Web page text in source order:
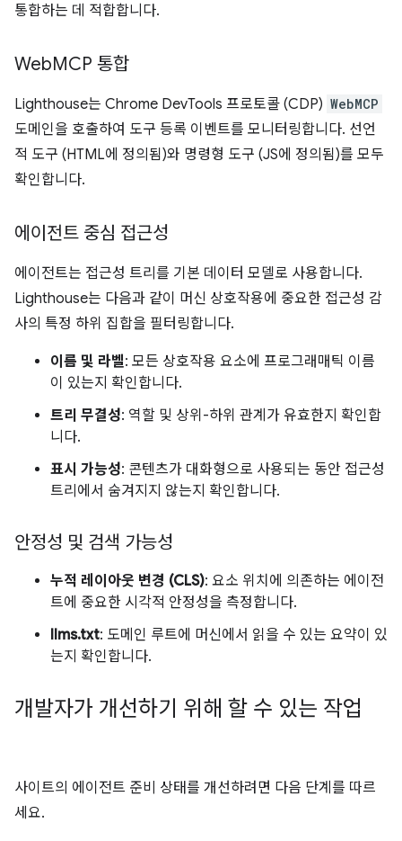
통합하는 데 적합합니다.
WebMCP 통합
Lighthouse는 Chrome DevTools 프로토콜 (CDP) WebMCP
도메인을 호출하여 도구 등록 이벤트를 모니터링합니다. 선언
적 도구 (HTML에 정의됨)와 명령형 도구 (JS에 정의됨)를 모두
확인합니다.
에이전트 중심 접근성
에이전트는 접근성 트리를 기본 데이터 모델로 사용합니다.
Lighthouse는 다음과 같이 머신 상호작용에 중요한 접근성 감
사의 특정 하위 집합을 필터링합니다.
이름 및 라벨: 모든 상호작용 요소에 프로그래매틱 이름
이 있는지 확인합니다.
트리 무결성: 역할 및 상위-하위 관계가 유효한지 확인합
니다.
표시 가능성: 콘텐츠가 대화형으로 사용되는 동안 접근성
트리에서 숨겨지지 않는지 확인합니다.
안정성 및 검색 가능성
누적 레이아웃 변경 (CLS): 요소 위치에 의존하는 에이전
트에 중요한 시각적 안정성을 측정합니다.
llms.txt: 도메인 루트에 머신에서 읽을 수 있는 요약이 있
는지 확인합니다.
개발자가 개선하기 위해 할 수 있는 작업
사이트의 에이전트 준비 상태를 개선하려면 다음 단계를 따르
세요.